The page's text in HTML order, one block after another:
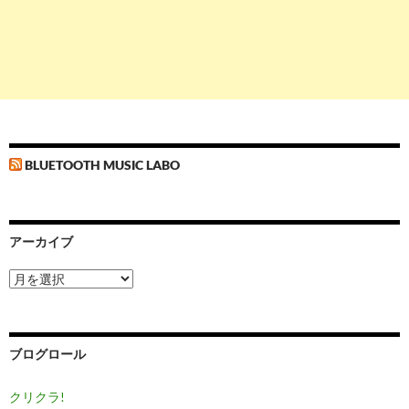
BLUETOOTH MUSIC LABO
アーカイブ
ア
ー
ブ
ブログロール
クリクラ!